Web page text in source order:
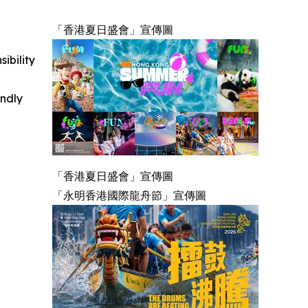
「香港夏日盛會」宣傳圖
「香港夏日盛會」宣傳圖
「永明香港國際龍舟節」宣傳圖